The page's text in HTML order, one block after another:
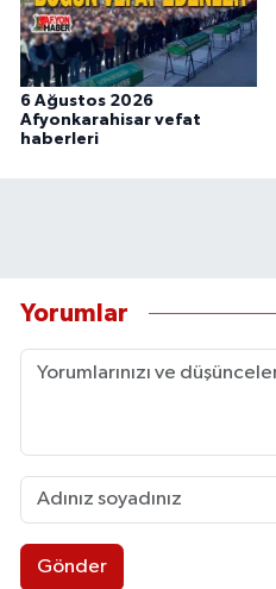
6 Ağustos 2026
Afyonkarahisar vefat
haberleri
Yorumlar
Gönder